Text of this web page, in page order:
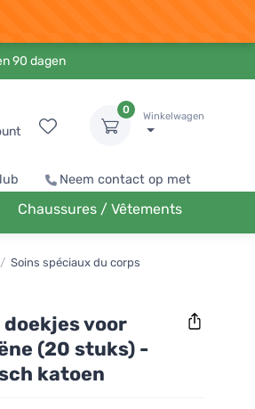
90 dagen
0
Winkelwagen
Neem contact op met
Chaussures / Vêtements
/ Soins spéciaux du corps
doekjes voor
(20 stuks) -
katoen